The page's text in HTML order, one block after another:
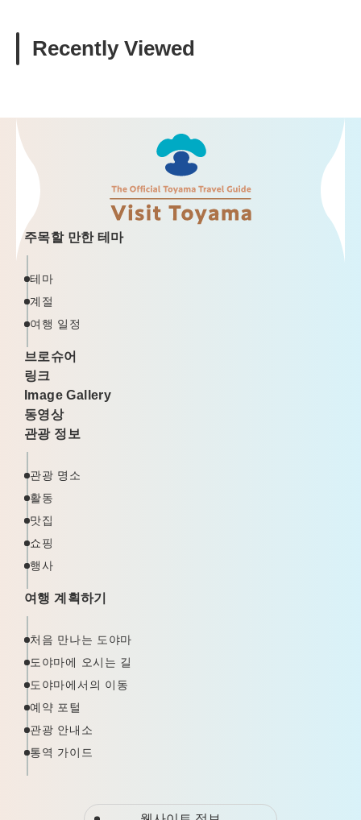
Recently Viewed
주목할 만한 테마
테마
계절
여행 일정
브로슈어
링크
Image Gallery
동영상
관광 정보
관광 명소
활동
맛집
쇼핑
행사
여행 계획하기
처음 만나는 도야마
도야마에 오시는 길
도야마에서의 이동
예약 포털
관광 안내소
통역 가이드